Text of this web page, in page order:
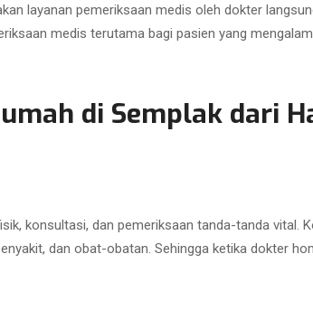
layanan pemeriksaan medis oleh dokter
medis terutama bagi pasien yang
di Semplak dari
konsultasi, dan pemeriksaan tanda-tanda vital.
dan obat-obatan. Sehingga ketika dokter